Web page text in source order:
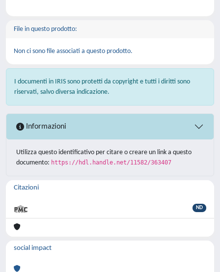
File in questo prodotto:
Non ci sono file associati a questo prodotto.
I documenti in IRIS sono protetti da copyright e tutti i diritti sono
riservati, salvo diversa indicazione.
Informazioni
Utilizza questo identificativo per citare o creare un link a questo
documento: https://hdl.handle.net/11582/363407
Citazioni
ND
social impact